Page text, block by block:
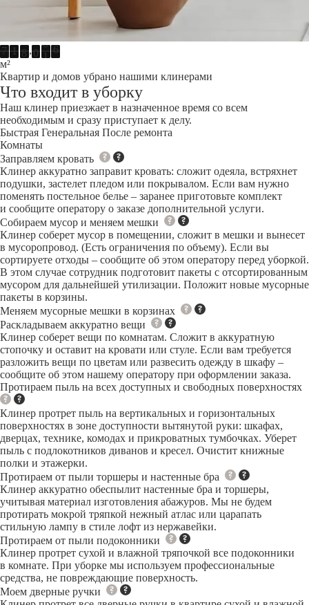
7 1 8,0 1 0
м²
Квартир и домов убрано нашими клинерами
Что входит в уборку
Наш клинер приезжает в назначенное время со всем
необходимым и сразу приступает к делу.
Быстрая Генеральная После ремонта
Комнаты
Заправляем кровать
Клинер аккуратно заправит кровать: сложит одеяла, встряхнет
подушки, застелет пледом или покрывалом. Если вам нужно
поменять постельное белье – заранее приготовьте комплект
и сообщите оператору о заказе дополнительной услуги.
Собираем мусор и меняем мешки
Клинер соберет мусор в помещении, сложит в мешки и вынесет
в мусоропровод. (Есть ограничения по объему). Если вы
сортируете отходы – сообщите об этом оператору перед уборкой.
В этом случае сотрудник подготовит пакеты с отсортированным
мусором для дальнейшей утилизации. Положит новые мусорные
пакеты в корзины.
Меняем мусорные мешки в корзинах
Раскладываем аккуратно вещи
Клинер соберет вещи по комнатам. Сложит в аккуратную
стопочку и оставит на кровати или стуле. Если вам требуется
разложить вещи по цветам или развесить одежду в шкафу –
сообщите об этом нашему оператору при оформлении заказа.
Протираем пыль на всех доступных и свободных поверхностях
Клинер протрет пыль на вертикальных и горизонтальных
поверхностях в зоне доступности вытянутой руки: шкафах,
дверцах, технике, комодах и прикроватных тумбочках. Уберет
пыль с подлокотников диванов и кресел. Очистит книжные
полки и этажерки.
Протираем от пыли торшеры и настенные бра
Клинер аккуратно обеспылит настенные бра и торшеры,
учитывая материал изготовления абажуров. Мы не будем
протирать мокрой тряпкой нежный атлас или царапать
стильную лампу в стиле лофт из нержавейки.
Протираем от пыли подоконники
Клинер протрет сухой и влажной тряпочкой все подоконники
в комнате. При уборке мы используем профессиональные
средства, не повреждающие поверхность.
Моем дверные ручки